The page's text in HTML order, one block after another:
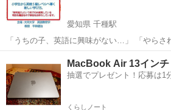
愛知県 千種駅
「うちの子、英語に興味がない…」 「やらさ
に…」 「親が英語に苦手意識がある…」 そん
者の方へ。 本プロジェクトは、大学教授が監修・指導する “やらされ
る英語”から“...
MacBook Air 13イン
抽選でプレゼント！応募は1
くらしノート